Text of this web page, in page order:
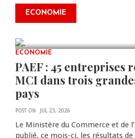
ECONOMIE
0 COMMENTS
2ᵉ édition de ses
scientifiques
ECONOMIE
PAEF : 45 entreprises
MCI dans trois
pays
POST ON JUL 23, 2026
Le Ministère du Commerce et de
publié, ce mois-ci, les résultats